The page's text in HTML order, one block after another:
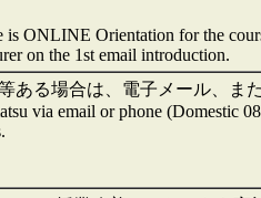
is ONLINE Orientation for the
on the 1st email introduction.
ある場合は、電子メール、ま
via email or phone (Domestic